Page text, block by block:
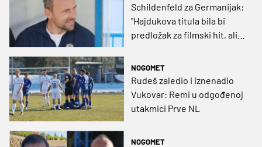
Schildenfeld za Germanijak:
"Hajdukova titula bila bi
predložak za filmski hit, ali
prvaka"
NOGOMET
Rudeš zaledio i iznenadio
Vukovar: Remi u odgođenoj
utakmici Prve NL
NOGOMET